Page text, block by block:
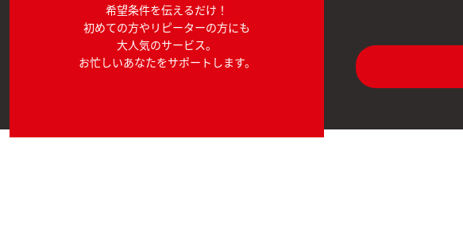
希望条件を伝えるだけ！
初めての方やリピーターの方にも
大人気のサービス。
お忙しいあなたをサポートします。